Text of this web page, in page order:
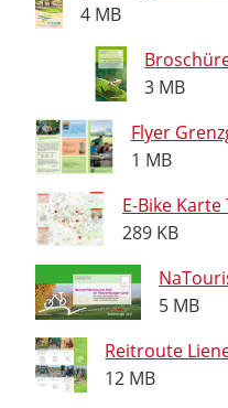
4 MB
3 MB
Flyer
1 MB
E-Bike
289 KB
5 MB
Reitroute
12 MB